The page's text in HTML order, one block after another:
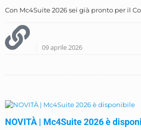
Con Mc4Suite 2026 sei già pronto per il
09 aprile 2026
NOVITÀ | Mc4Suite 2026 è